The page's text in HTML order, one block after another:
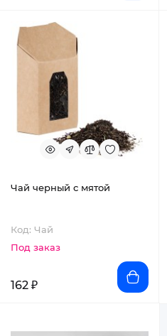
Чай черный с мятой
Код: Чай
Под заказ
162 ₽